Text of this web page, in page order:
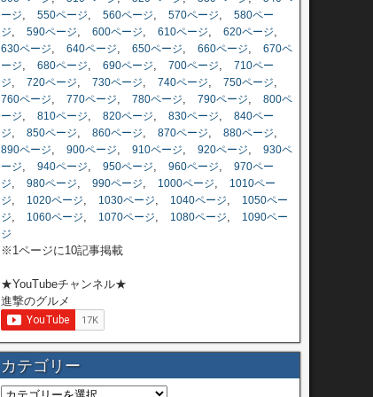
ージ, 550ページ, 560ページ, 570ページ, 580ペー
ジ, 590ページ, 600ページ, 610ページ, 620ページ,
630ページ, 640ページ, 650ページ, 660ページ, 670ペ
ージ, 680ページ, 690ページ, 700ページ, 710ペー
ジ, 720ページ, 730ページ, 740ページ, 750ページ,
760ページ, 770ページ, 780ページ, 790ページ, 800ペ
ージ, 810ページ, 820ページ, 830ページ, 840ペー
ジ, 850ページ, 860ページ, 870ページ, 880ページ,
890ページ, 900ページ, 910ページ, 920ページ, 930ペ
ージ, 940ページ, 950ページ, 960ページ, 970ペー
ジ, 980ページ, 990ページ, 1000ページ,
1010ペー
ジ, 1020ページ, 1030ページ, 1040ページ,
1050ペー
ジ, 1060ページ, 1070ページ, 1080ページ,
1090ペー
ジ
※1ページに10記事掲載
★YouTubeチャンネル★
進撃のグルメ
カテゴリー